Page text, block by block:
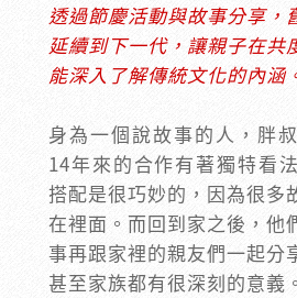
透過節慶活動與故事分享，
延續到下一代，讓親子在共
能深入了解傳統文化的內涵
身為一個說故事的人，胖
14年來的合作有著獨特看
搭配是很巧妙的，因為很多
在裡面。而回到家之後，他
事再跟家裡的親友們一起分
甚至家族都有很深刻的意義